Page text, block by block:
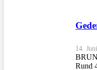
14.
Rund